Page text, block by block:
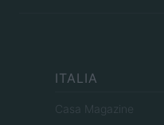
ITALIA
Casa Magazine